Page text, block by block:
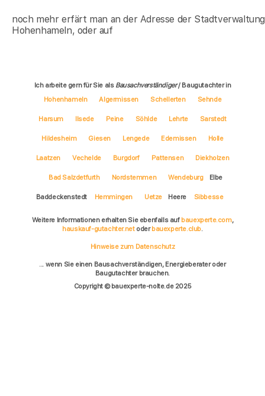
noch mehr erfärt man an der Adresse der
Hohenhameln, oder auf
Ich arbeite gern für Sie als Bausachverständiger/ Baugutachter in
Hohenhameln
Algermissen Schellerten Sehnde
Harsum Ilsede Peine Söhlde Lehrte Sarstedt
Hildesheim Giesen Lengede Edemissen Holle
Laatzen Vechelde Burgdorf Pattensen Diekholzen
Bad Salzdetfurth Nordstemmen Wendeburg Elbe
Baddeckenstedt Hemmingen Uetze Heere Sibbesse
Weitere Informationen erhalten Sie ebenfalls auf bauexperte.com,
hauskauf-gutachter.netoderbauexperte.club.
Hinweise zum Datenschutz
... wenn Sie einen Bausachverständigen, Energieberater oder
Baugutachter brauchen.
Copyright © bauexperte-nolte.de 2025